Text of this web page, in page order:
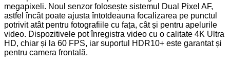
megapixeli. Noul senzor folosește sistemul Dual Pixel AF,
astfel încât poate ajusta întotdeauna focalizarea pe punctul
potrivit atât pentru fotografiile cu fața, cât și pentru apelurile
video. Dispozitivele pot înregistra video cu o calitate 4K Ultra
HD, chiar și la 60 FPS, iar suportul HDR10+ este garantat și
pentru camera frontală.